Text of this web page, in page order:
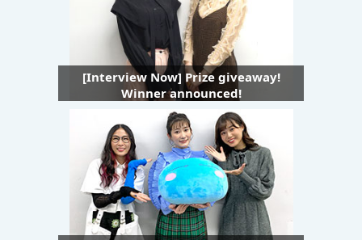
[Interview Now] Prize giveaway!
Winner announced!